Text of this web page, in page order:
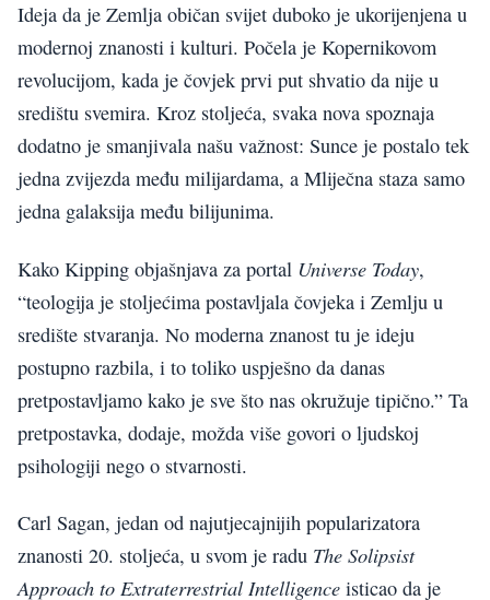
Ideja da je Zemlja običan svijet duboko je ukorijenjena u
modernoj znanosti i kulturi. Počela je Kopernikovom
revolucijom, kada je čovjek prvi put shvatio da nije u
središtu svemira. Kroz stoljeća, svaka nova spoznaja
dodatno je smanjivala našu važnost: Sunce je postalo tek
jedna zvijezda među milijardama, a Mliječna staza samo
jedna galaksija među bilijunima.
Kako Kipping objašnjava za portal Universe Today,
“teologija je stoljećima postavljala čovjeka i Zemlju u
središte stvaranja. No moderna znanost tu je ideju
postupno razbila, i to toliko uspješno da danas
pretpostavljamo kako je sve što nas okružuje tipično.” Ta
pretpostavka, dodaje, možda više govori o ljudskoj
psihologiji nego o stvarnosti.
Carl Sagan, jedan od najutjecajnijih popularizatora
znanosti 20. stoljeća, u svom je radu The Solipsist
Approach to Extraterrestrial Intelligence isticao da je